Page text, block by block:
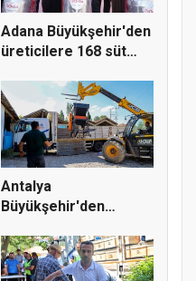
Adana Büyükşehir'den
üreticilere 168 süt
Antalya
Büyükşehir'den